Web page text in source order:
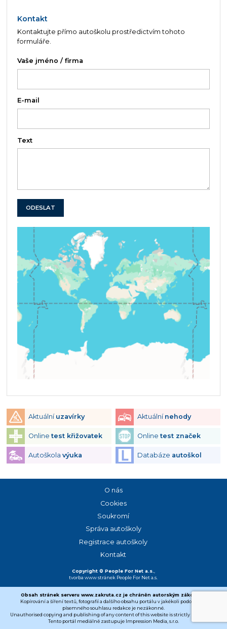
Kontakt
Kontaktujte přímo autoškolu prostředictvím tohoto
formuláře.
Vaše jméno / firma
E-mail
Text
ODESLAT
Aktuální uzavírky Aktuální nehody
Onlinetest křižovatek Onlinetest značek
Autoškola výuka Databáze autoškol
Copyright © People For Net a.s.
tvorba www stránek People For Net a.s.
O nás
Cookies
Soukromí
Správa autoškoly
Registrace autoškoly
Kontakt
Obsah stránek serveru www.zakruta.cz je chráněn autorským zákonem.
Kopírování a šíření textů, fotografií a dalšího obsahu portálu v jakékoli podobě bez
písemného souhlasu redakce je nezákonné.
Unauthorised copying and publishing of any content of this website is strictly prohibited.
Tento portál mediálně zastupuje Impression Media, s.r.o.